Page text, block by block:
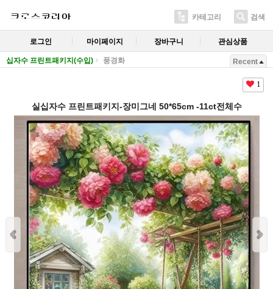
카테고리 검색
로그인 마이페이지 장바구니 관심상품
십자수 프린트패키지(수입) 풍경화 Recent
1
실십자수 프린트패키지-장미그네 50*65cm -11ct전체수